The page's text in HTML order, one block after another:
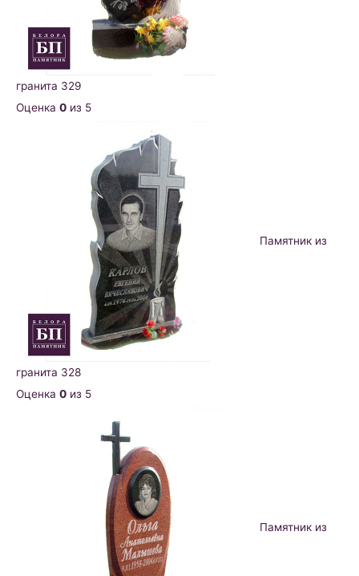
гранита 329
Оценка 0 из 5
Памятник из
гранита 328
Оценка 0 из 5
Памятник из